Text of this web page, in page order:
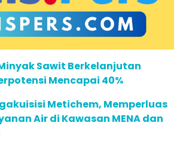
Sawit Berkelanjutan
Mencapai 40%
Metichem, Memperluas
Air di Kawasan MENA dan